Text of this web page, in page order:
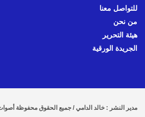
للتواصل معنا
من نحن
هيئة التحرير
الجريدة الورقية
مدير النشر : خالد الدامي / جميع الحقوق محفوظة أصوات